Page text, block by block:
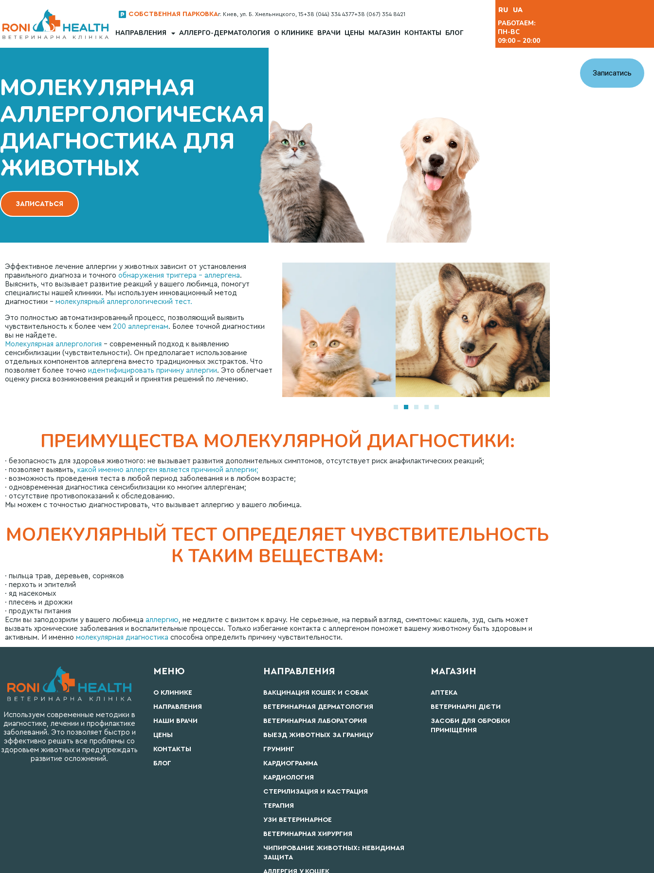
СОБСТВЕННАЯ ПАРКОВКАг. Киев, ул. Б. Хмельницкого, 15+38 (044) 334 4377+38 (067) 354 8421
НАПРАВЛЕНИЯ АЛЛЕРГО-ДЕРМАТОЛОГИЯ О КЛИНИКЕ ВРАЧИ ЦЕНЫ МАГАЗИН КОНТАКТЫ БЛОГ
RU
UA
РАБОТАЕМ:
ПН-ВС
09:00 – 20:00
МОЛЕКУЛЯРНАЯ
АЛЛЕРГОЛОГИЧЕСКАЯ
ДИАГНОСТИКА ДЛЯ
ЖИВОТНЫХ
ЗАПИСАТЬСЯ
Эффективное лечение аллергии у животных зависит от установления
правильного диагноза и точного обнаружения триггера – аллергена.
Выяснить, что вызывает развитие реакций у вашего любимца, помогут
специалисты нашей клиники. Мы используем инновационный метод
диагностики – молекулярный аллергологический тест.
Это полностью автоматизированный процесс, позволяющий выявить
чувствительность к более чем 200 аллергенам. Более точной диагностики
вы не найдете.
Молекулярная аллергология – современный подход к выявлению
сенсибилизации (чувствительности). Он предполагает использование
отдельных компонентов аллергена вместо традиционных экстрактов. Что
позволяет более точно идентифицировать причину аллергии. Это облегчает
оценку риска возникновения реакций и принятия решений по лечению.
ПРЕИМУЩЕСТВА МОЛЕКУЛЯРНОЙ ДИАГНОСТИКИ:
· безопасность для здоровья животного: не вызывает развития дополнительных симптомов, отсутствует риск анафилактических реакций;
· позволяет выявить, какой именно аллерген является причиной аллергии;
· возможность проведения теста в любой период заболевания и в любом возрасте;
· одновременная диагностика сенсибилизации ко многим аллергенам;
· отсутствие противопоказаний к обследованию.
Мы можем с точностью диагностировать, что вызывает аллергию у вашего любимца.
МОЛЕКУЛЯРНЫЙ ТЕСТ ОПРЕДЕЛЯЕТ ЧУВСТВИТЕЛЬНОСТЬ
К ТАКИМ ВЕЩЕСТВАМ:
· пыльца трав, деревьев, сорняков
· перхоть и эпителий
· яд насекомых
· плесень и дрожжи
· продукты питания
Если вы заподозрили у вашего любимца аллергию , не медлите с визитом к врачу. Не серьезные, на первый взгляд, симптомы: кашель, зуд, сыпь может
вызвать хронические заболевания и воспалительные процессы. Только избегание контакта с аллергеном поможет вашему животному быть здоровым и
активным. И именно молекулярная диагностика способна определить причину чувствительности.
Используем современные методики в
диагностике, лечении и профилактике
заболеваний. Это позволяет быстро и
эффективно решать все проблемы со
здоровьем животных и предупреждать
развитие осложнений.
МЕНЮ
О КЛИНИКЕ
НАПРАВЛЕНИЯ
НАШИ ВРАЧИ
ЦЕНЫ
КОНТАКТЫ
БЛОГ
НАПРАВЛЕНИЯ
ВАКЦИНАЦИЯ КОШЕК И СОБАК
ВЕТЕРИНАРНАЯ ДЕРМАТОЛОГИЯ
ВЕТЕРИНАРНАЯ ЛАБОРАТОРИЯ
ВЫЕЗД ЖИВОТНЫХ ЗА ГРАНИЦУ
ГРУМИНГ
КАРДИОГРАММА
КАРДИОЛОГИЯ
СТЕРИЛИЗАЦИЯ И КАСТРАЦИЯ
ТЕРАПИЯ
УЗИ ВЕТЕРИНАРНОЕ
ВЕТЕРИНАРНАЯ ХИРУРГИЯ
ЧИПИРОВАНИЕ ЖИВОТНЫХ: НЕВИДИМАЯ
ЗАЩИТА
АЛЛЕРГИЯ У КОШЕК
МАГАЗИН
АПТЕКА
ВЕТЕРИНАРНІ ДІЄТИ
ЗАСОБИ ДЛЯ ОБРОБКИ
ПРИМІЩЕННЯ
Записатись